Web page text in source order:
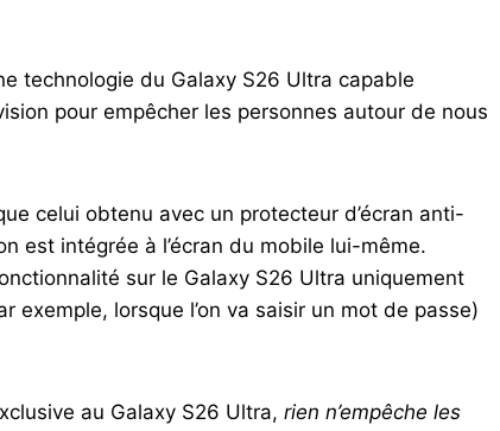
technologie du Galaxy S26 Ultra capable
pour empêcher les personnes autour de nous
celui obtenu avec un protecteur d’écran anti-
est intégrée à l’écran du mobile lui-même.
sur le Galaxy S26 Ultra uniquement
exemple, lorsque l’on va saisir un mot de passe)
au Galaxy S26 Ultra, rien n’empêche les